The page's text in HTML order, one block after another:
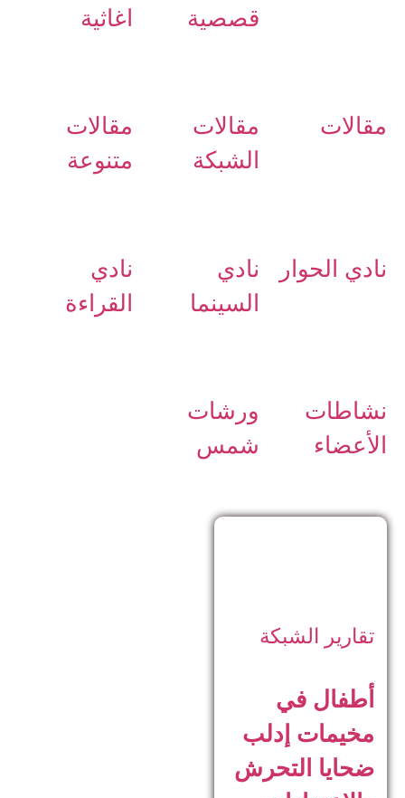
قصصية اغاثية
مقالات
مقالات
الشبكة
مقالات
متنوعة
نادي الحوار
نادي
السينما
نادي
القراءة
نشاطات
الأعضاء
ورشات
شمس
تقارير الشبكة
أطفال في
مخيمات إدلب
ضحايا التحرش